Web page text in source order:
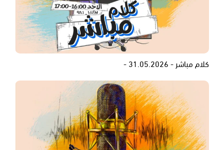
كلام مباشر - 31.05.2026 -